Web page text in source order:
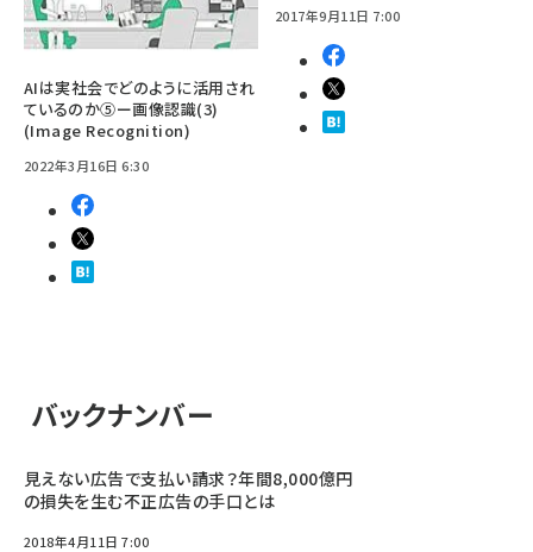
AIは実社会でどのように活用され
ているのか⑤ー画像認識(3)
(Image Recognition)
2022年3月16日 6:30
2017年9月11日 7:00
バックナンバー
見えない広告で支払い請求？年間8,000億円
の損失を生む不正広告の手口とは
2018年4月11日 7:00